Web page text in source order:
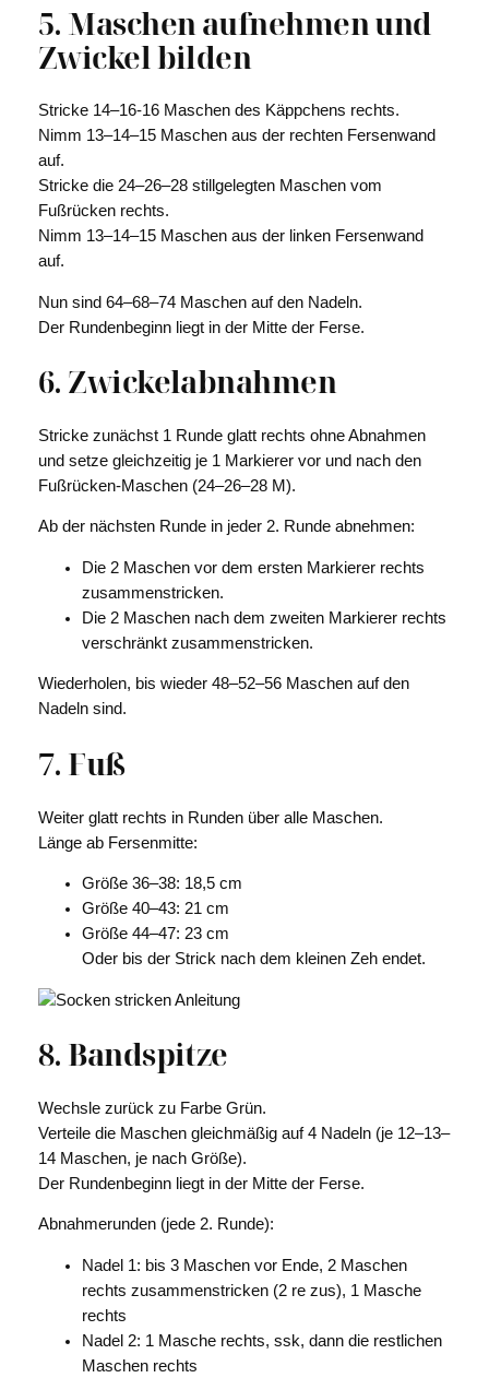
5. Maschen aufnehmen und
Zwickel bilden
Stricke 14–16-16 Maschen des Käppchens rechts.
Nimm 13–14–15 Maschen aus der rechten Fersenwand
auf.
Stricke die 24–26–28 stillgelegten Maschen vom
Fußrücken rechts.
Nimm 13–14–15 Maschen aus der linken Fersenwand
auf.
Nun sind 64–68–74 Maschen auf den Nadeln.
Der Rundenbeginn liegt in der Mitte der Ferse.
6. Zwickelabnahmen
Stricke zunächst 1 Runde glatt rechts ohne Abnahmen
und setze gleichzeitig je 1 Markierer vor und nach den
Fußrücken-Maschen (24–26–28 M).
Ab der nächsten Runde in jeder 2. Runde abnehmen:
Die 2 Maschen vor dem ersten Markierer rechts
zusammenstricken.
Die 2 Maschen nach dem zweiten Markierer rechts
verschränkt zusammenstricken.
Wiederholen, bis wieder 48–52–56 Maschen auf den
Nadeln sind.
7. Fuß
Weiter glatt rechts in Runden über alle Maschen.
Länge ab Fersenmitte:
Größe 36–38: 18,5 cm
Größe 40–43: 21 cm
Größe 44–47: 23 cm
Oder bis der Strick nach dem kleinen Zeh endet.
8. Bandspitze
Wechsle zurück zu Farbe Grün.
Verteile die Maschen gleichmäßig auf 4 Nadeln (je 12–13–
14 Maschen, je nach Größe).
Der Rundenbeginn liegt in der Mitte der Ferse.
Abnahmerunden (jede 2. Runde):
Nadel 1: bis 3 Maschen vor Ende, 2 Maschen
rechts zusammenstricken (2 re zus), 1 Masche
rechts
Nadel 2: 1 Masche rechts, ssk, dann die restlichen
Maschen rechts